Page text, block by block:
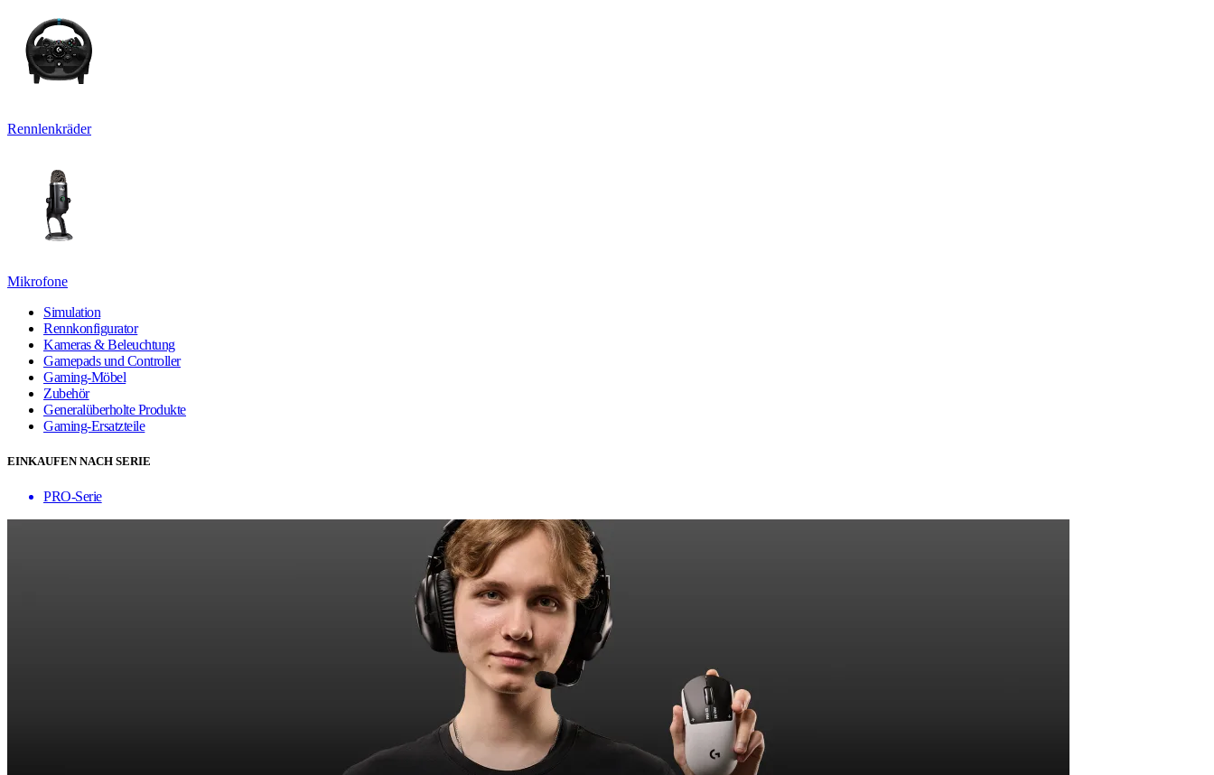
Rennlenkräder
Mikrofone
Simulation
Rennkonfigurator
Kameras & Beleuchtung
Gamepads und Controller
Gaming-Möbel
Zubehör
Generalüberholte Produkte
Gaming-Ersatzteile
EINKAUFEN NACH SERIE
PRO-Serie